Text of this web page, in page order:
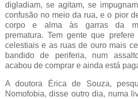
digladiam, se agitam, se
confusão no meio da rua, e o pior
corpo e alma às garras da
prematura. Tem gente que
celestiais e as ruas de ouro mais
bandido de periferia, num
acabou de comprar e ainda está
A doutora Érica de Souza,
Nomofobia, disse outro dia, numa